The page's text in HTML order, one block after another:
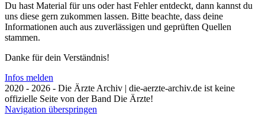
Du hast Material für uns oder hast Fehler entdeckt, dann kannst du
uns diese gern zukommen lassen. Bitte beachte, dass deine
Informationen auch aus zuverlässigen und geprüften Quellen
stammen.
Danke für dein Verständnis!
Infos melden
2020 - 2026 - Die Ärzte Archiv | die-aerzte-archiv.de ist keine
offizielle Seite von der Band Die Ärzte!
Navigation überspringen